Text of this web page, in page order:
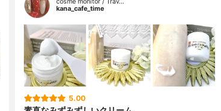
kana_cafe_time
5.00